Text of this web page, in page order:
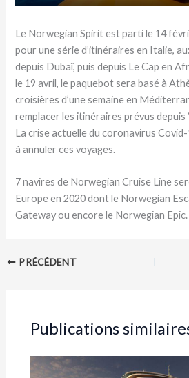
Le Norwegian Spirit est parti le 14
pour une série d’itinéraires en Italie,
depuis Dubaï, puis depuis Le Cap en
le 19 avril, le paquebot sera basé à
croisières d’une semaine en
remplacer les itinéraires prévus depuis
La crise actuelle du coronavirus
à annuler ces voyages.
7 navires de Norwegian Cruise Line
Europe en 2020 dont le Norwegian
Gateway ou encore le Norwegian Epic.
PRÉCÉDENT
Publications